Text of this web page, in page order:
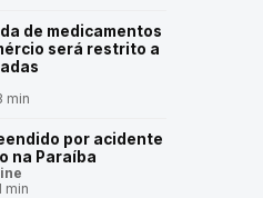
de medicamentos
será restrito a
min
por acidente
na Paraíba
min